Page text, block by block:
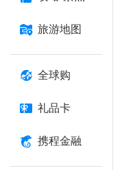
旅游地图
全球购
礼品卡
携程金融